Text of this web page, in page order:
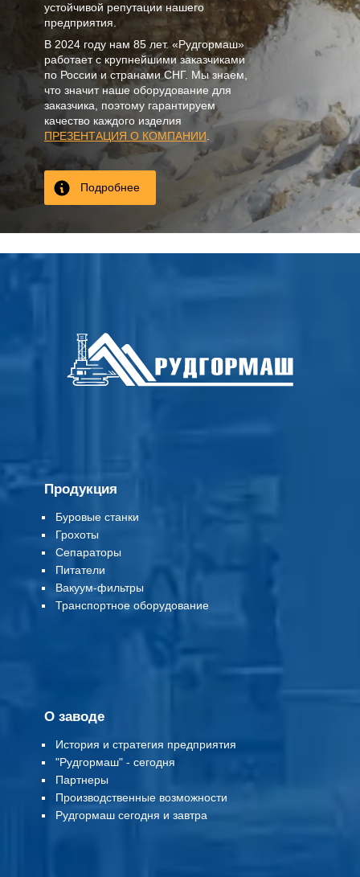
устойчивой репутации нашего
предприятия.
В 2024 году нам 85 лет. «Рудгормаш»
работает с крупнейшими заказчиками
по России и странами СНГ. Мы знаем,
что значит наше оборудование для
заказчика, поэтому гарантируем
качество каждого изделия
ПРЕЗЕНТАЦИЯ О КОМПАНИИ
Подробнее
Продукция
Буровые станки
Грохоты
Сепараторы
Питатели
Вакуум-фильтры
Транспортное оборудование
О заводе
История и стратегия предприятия
"Рудгормаш" - сегодня
Партнеры
Производственные возможности
Рудгормаш сегодня и завтра